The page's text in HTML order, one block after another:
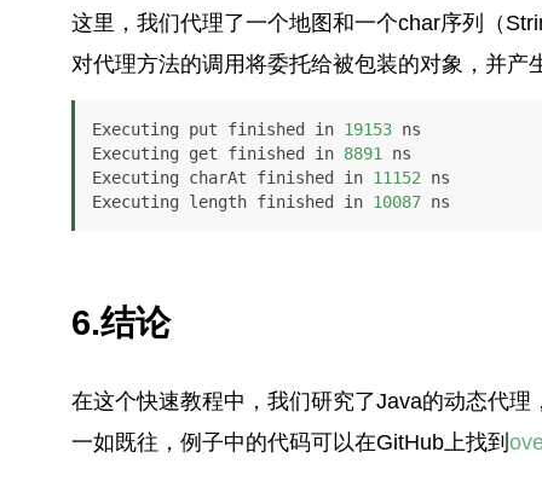
这里，我们代理了一个地图和一个char序列（
对代理方法的调用将委托给被包装的对象，并产
Executing put finished in 19153 ns
Executing get finished in 8891
ns
Executing charAt finished in 11152 ns
Executing length finished in 10087 ns
6.结论
在这个快速教程中，我们研究了Java的动态代理
一如既往，例子中的代码可以在GitHub上找到